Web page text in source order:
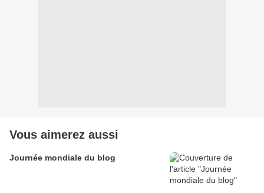
Vous aimerez aussi
Journée mondiale du blog